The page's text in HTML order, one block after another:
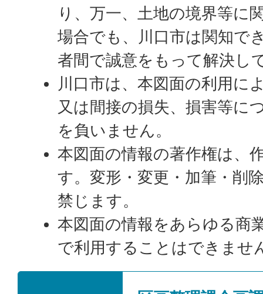
り、万一、土地の境界等に
場合でも、川口市は関知で
者間で誠意をもって解決し
川口市は、本図面の利用に
又は間接の損失、損害等に
を負いません。
本図面の情報の著作権は、
す。変形・変更・加筆・削
禁じます。
本図面の情報をあらゆる商
で利用することはできませ